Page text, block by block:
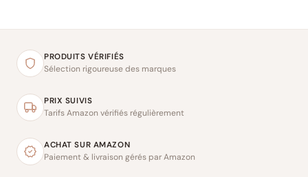
PRODUITS VÉRIFIÉS
Sélection rigoureuse des marques
PRIX SUIVIS
Tarifs Amazon vérifiés régulièrement
ACHAT SUR AMAZON
Paiement & livraison gérés par Amazon